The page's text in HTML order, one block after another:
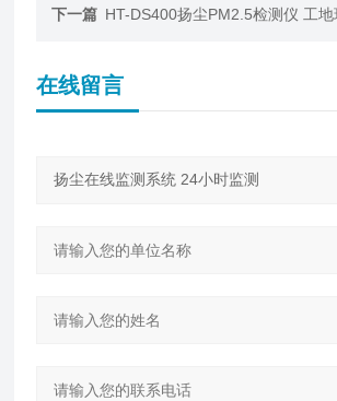
下一篇 HT-DS400扬尘PM2.5检测仪 工地
在线留言